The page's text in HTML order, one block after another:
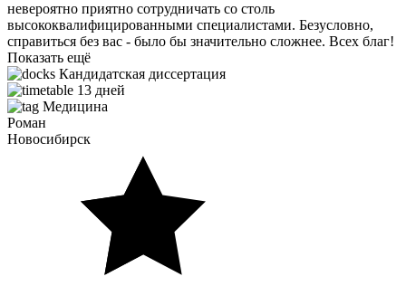
невероятно приятно сотрудничать со столь
высококвалифицированными специалистами. Безусловно,
справиться без вас - было бы значительно сложнее. Всех благ!
Показать ещё
Кандидатская диссертация
13 дней
Медицина
Роман
Новосибирск